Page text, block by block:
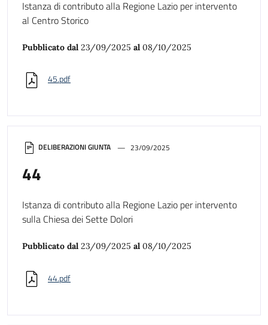
DELIBERAZIONI GIUNTA 23/09/2025
44
Istanza di contributo alla Regione Lazio per intervento
sulla Chiesa dei Sette Dolori
Pubblicato dal 23/09/2025 al 08/10/2025
44.pdf
Istanza di contributo alla Regione Lazio per intervento
al Centro Storico
Pubblicato dal 23/09/2025 al 08/10/2025
45.pdf